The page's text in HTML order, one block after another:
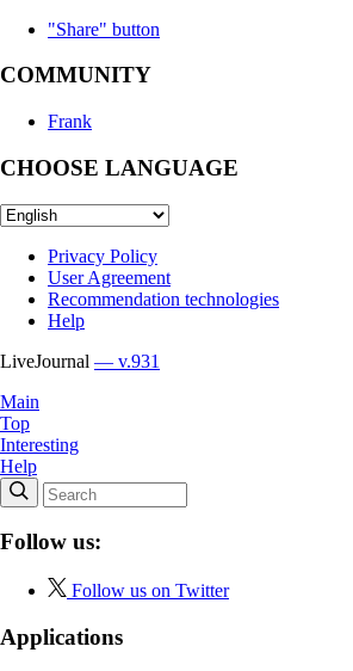
"Share" button
COMMUNITY
Frank
CHOOSE LANGUAGE
Privacy Policy
User Agreement
Recommendation technologies
Help
LiveJournal — v.931
Main
Top
Interesting
Help
Follow us:
Follow us on Twitter
Applications